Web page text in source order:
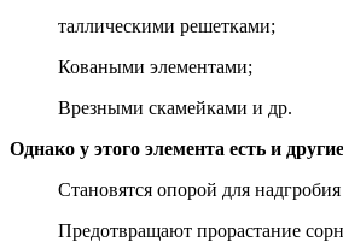
таллическими решетками;
Коваными элементами;
Врезными скамейками и др.
Однако у этого элемента есть и
Становятся опорой для
Предотвращают прорастание